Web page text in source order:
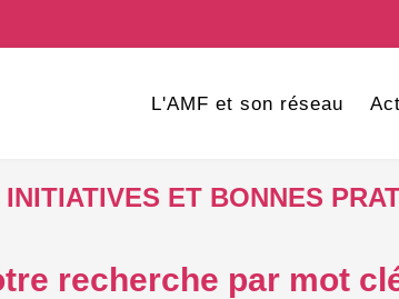
L'AMF et son réseau
INITIATIVES ET BONNES
recherche par mot